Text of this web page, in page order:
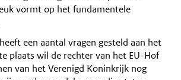
vormt op het fundamentele
een aantal vragen gesteld aan het
plaats wil de rechter van het EU-Hof
van het Verenigd Koninkrijk nog